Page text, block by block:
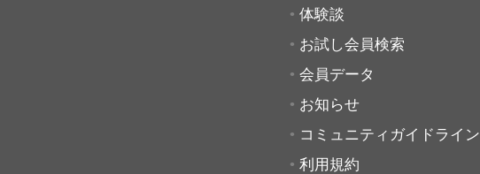
体験談
お試し会員検索
会員データ
お知らせ
コミュニティガイドライン
利用規約